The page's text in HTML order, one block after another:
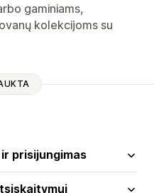
gaminiams,
kolekcijoms su
prisijungimas